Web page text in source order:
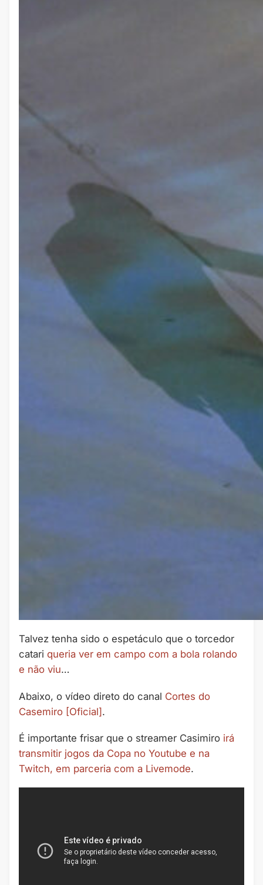
Talvez tenha sido o espetáculo que o torcedor
catari queria ver em campo com a bola rolando
e não viu…
Abaixo, o vídeo direto do canal Cortes do
Casemiro [Oficial].
É importante frisar que o streamer Casimiro irá
transmitir jogos da Copa no Youtube e na
Twitch, em parceria com a Livemode.